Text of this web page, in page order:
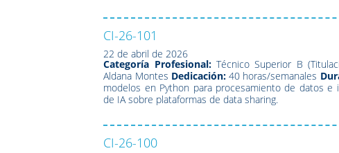
CI-26-101
22 de abril de 2026
Categoría Profesional:Técnico Superior B
Aldana Montes Dedicación:40 horas/semanales
modelos en Python para procesamiento de datos e
de IA sobre plataformas de data sharing.
CI-26-100